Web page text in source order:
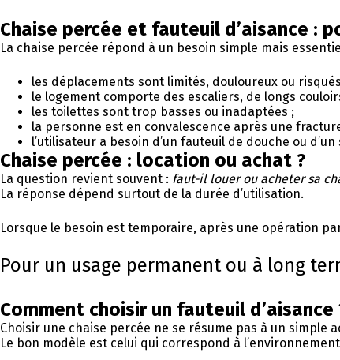
Chaise percée et fauteuil d’aisance :
La chaise percée répond à un besoin simple mais
les déplacements sont limités, douloureux ou
le logement comporte des escaliers, de longs
les toilettes sont trop basses ou inadaptées ;
la personne est en convalescence après une
l’utilisateur a besoin d’un fauteuil de douche ou d’un
Chaise percée : location ou achat ?
La question revient souvent : faut-il louer ou acheter sa
La réponse dépend surtout de la durée d’utilisation.
Lorsque le besoin est temporaire, après une opération
Pour un usage permanent ou à long
Comment choisir un fauteuil d’aisance
Choisir une chaise percée ne se résume pas à un
Le bon modèle est celui qui correspond à